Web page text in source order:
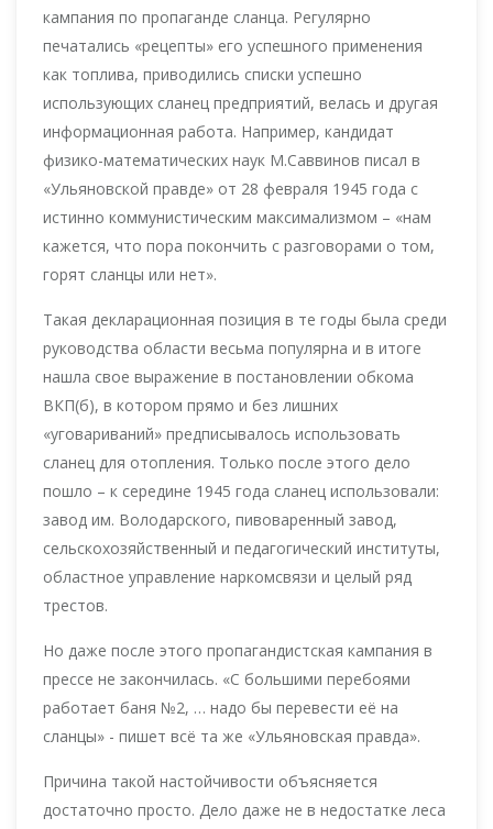
кампания по пропаганде сланца. Регулярно
печатались «рецепты» его успешного применения
как топлива, приводились списки успешно
использующих сланец предприятий, велась и другая
информационная работа. Например, кандидат
физико-математических наук М.Саввинов писал в
«Ульяновской правде» от 28 февраля 1945 года с
истинно коммунистическим максимализмом – «нам
кажется, что пора покончить с разговорами о том,
горят сланцы или нет».
Такая декларационная позиция в те годы была среди
руководства области весьма популярна и в итоге
нашла свое выражение в постановлении обкома
ВКП(б), в котором прямо и без лишних
«уговариваний» предписывалось использовать
сланец для отопления. Только после этого дело
пошло – к середине 1945 года сланец использовали:
завод им. Володарского, пивоваренный завод,
сельскохозяйственный и педагогический институты,
областное управление наркомсвязи и целый ряд
трестов.
Но даже после этого пропагандистская кампания в
прессе не закончилась. «С большими перебоями
работает баня №2, … надо бы перевести её на
сланцы» - пишет всё та же «Ульяновская правда».
Причина такой настойчивости объясняется
достаточно просто. Дело даже не в недостатке леса